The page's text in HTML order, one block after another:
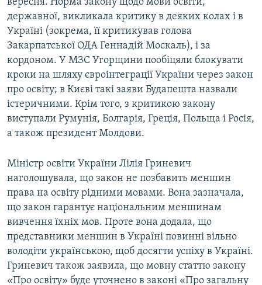
вересня. Норма закону щодо мови освіти,
державної, викликала критику в деяких колах і в
Україні (зокрема, її критикував голова
Закарпатської ОДА Геннадій Москаль), і за
кордоном. У МЗС Угорщини пообіцяли блокувати
кроки на шляху євроінтеграції України через закон
про освіту; в Києві такі заяви Будапешта назвали
істеричними. Крім того, з критикою закону
виступали Румунія, Болгарія, Греція, Польща і Росія,
а також президент Молдови.
Міністр освіти України Лілія Гриневич
наголошувала, що закон не позбавить меншин
права на освіту рідними мовами. Вона зазначала,
що закон гарантує національним меншинам
вивчення їхніх мов. Проте вона додала, що
представники меншин в Україні повинні вільно
володіти українською, щоб досягти успіху в Україні.
Гриневич також заявила, що мовну статтю закону
«Про освіту» буде уточнено в законі «Про загальну